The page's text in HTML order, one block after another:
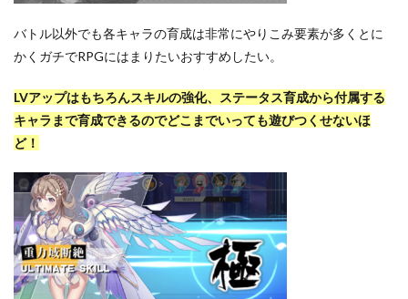
バトル以外でも各キャラの育成は非常にやりこみ要素が多くとに
かくガチでRPGにはまりたいおすすめしたい。
LVアップはもちろんスキルの強化、ステータス育成から付属する
キャラまで育成できるのでどこまでいっても遊びつくせないほ
ど！